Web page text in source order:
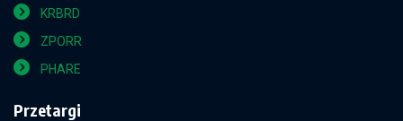
KRBRD
ZPORR
PHARE
Przetargi